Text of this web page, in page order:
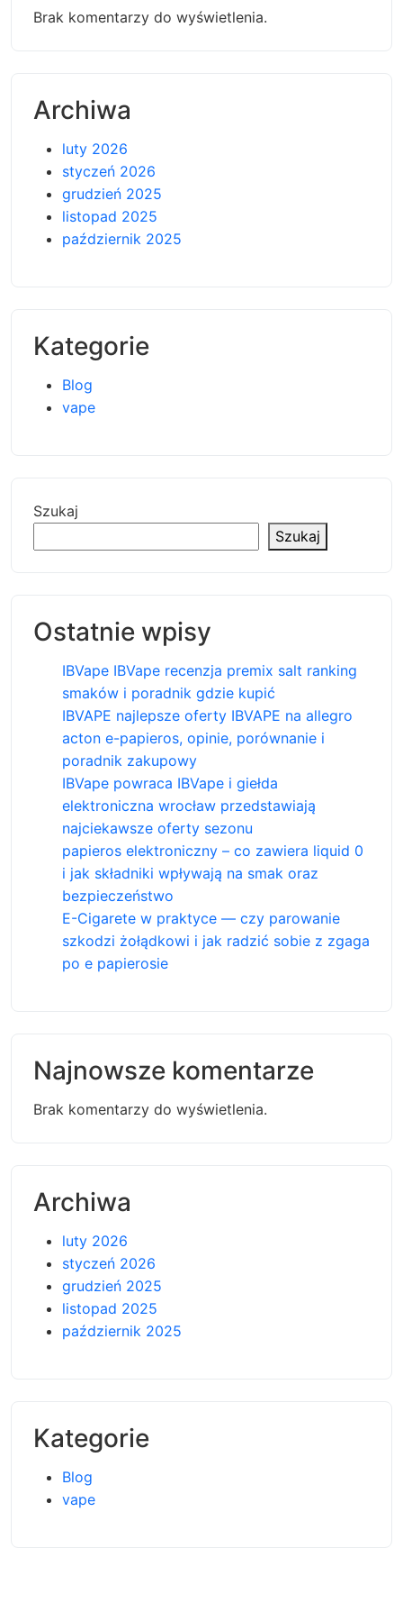
Brak komentarzy do wyświetlenia.
Archiwa
luty 2026
styczeń 2026
grudzień 2025
listopad 2025
październik 2025
Kategorie
Blog
vape
Szukaj
Szukaj
Ostatnie wpisy
IBVape IBVape recenzja premix salt ranking
smaków i poradnik gdzie kupić
IBVAPE najlepsze oferty IBVAPE na allegro
acton e-papieros, opinie, porównanie i
poradnik zakupowy
IBVape powraca IBVape i giełda
elektroniczna wrocław przedstawiają
najciekawsze oferty sezonu
papieros elektroniczny – co zawiera liquid 0
i jak składniki wpływają na smak oraz
bezpieczeństwo
E-Cigarete w praktyce — czy parowanie
szkodzi żołądkowi i jak radzić sobie z zgaga
po e papierosie
Najnowsze komentarze
Brak komentarzy do wyświetlenia.
Archiwa
luty 2026
styczeń 2026
grudzień 2025
listopad 2025
październik 2025
Kategorie
Blog
vape